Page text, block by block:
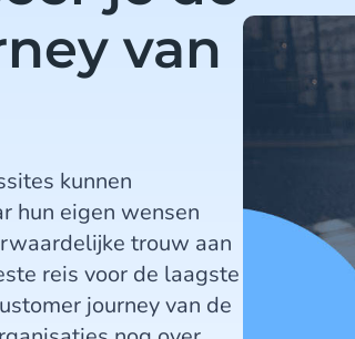
van
kunnen
hun eigen wensen
trouw aan
reis voor de laagste
journey van de